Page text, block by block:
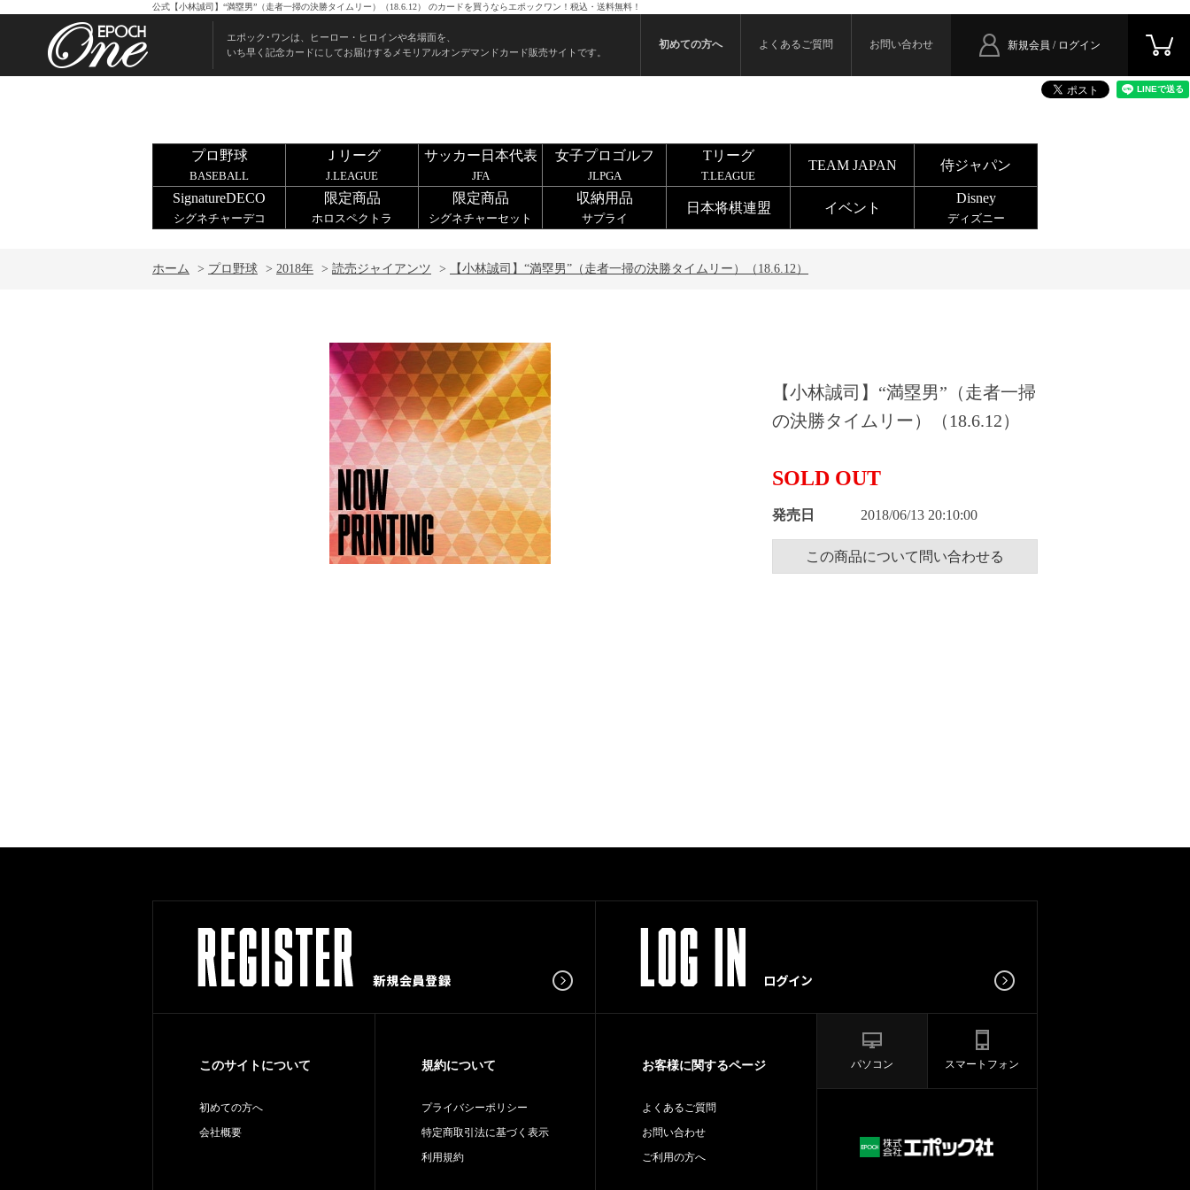
公式【小林誠司】“満塁男”（走者一掃の決勝タイムリー）（18.6.12） のカードを買うならエポックワン！税込・送料無料！
エポック･ワンは、ヒーロー・ヒロインや名場面を、
いち早く記念カードにしてお届けするメモリアルオンデマンドカード販売サイトです。
新規会員 / ログイン
初めての方へ よくあるご質問 お問い合わせ
プロ野球
BASEBALL
Ｊリーグ
J.LEAGUE
サッカー日本代表
JFA
女子プロゴルフ
JLPGA
Tリーグ
T.LEAGUE
TEAM JAPAN 侍ジャパン
SignatureDECO
シグネチャーデコ
限定商品
ホロスペクトラ
限定商品
シグネチャーセット
収納用品
サプライ
日本将棋連盟 イベント
Disney
ディズニー
ホーム > プロ野球 > 2018年 > 読売ジャイアンツ > 【小林誠司】“満塁男”（走者一掃の決勝タイムリー）（18.6.12）
【小林誠司】“満塁男”（走者一掃
の決勝タイムリー）（18.6.12）
SOLD OUT
発売日 2018/06/13 20:10:00
この商品について問い合わせる
このサイトについて
初めての方へ
会社概要
規約について
プライバシーポリシー
特定商取引法に基づく表示
利用規約
お客様に関するページ
よくあるご質問
お問い合わせ
ご利用の方へ
パソコン スマートフォン